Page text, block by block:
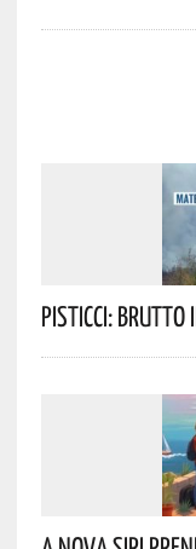
Pisticci: Brutto